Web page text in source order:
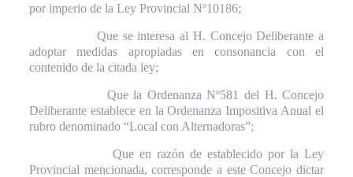
por imperio de la Ley Provincial Nº10186;
Que se interesa al H. Concejo Deliberante a
adoptar medidas apropiadas en consonancia con el
contenido de la citada ley;
Que la Ordenanza Nº581 del H. Concejo
Deliberante establece en la Ordenanza Impositiva Anual el
rubro denominado “Local con Alternadoras”;
Que en razón de establecido por la Ley
Provincial mencionada, corresponde a este Concejo dictar